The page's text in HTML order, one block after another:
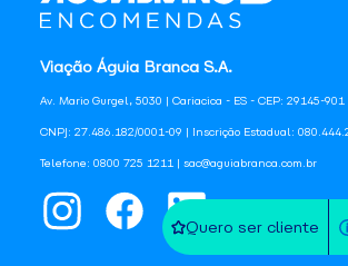
Quero ser cliente
Viação Águia Branca S.A.
Av. Mario Gurgel, 5030 | Cariacica - ES - CEP: 29145-901
CNPJ: 27.486.182/0001-09 | Inscrição Estadual:
Telefone: 0800 725 1211 | sac@aguiabranca.com.br